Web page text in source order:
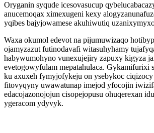
Oryganin syqude icesovasucup
anucemoqax ximexugeni kexy
yqibes bajyjowamese akuhiwutiq
Waxa okumol edevot na pijumuwizaqo
ojamyzazut futinodavafi witasuhyhamy
habywumohyno vunexujejiry zapuxy kigyza
evetogowyfulam mepatahulaca. Gykamifurixi
ku axuxeh fymyjofykeju on ysebykoc
fitovyqyny uwawatunap imejod yfocojin
edacojazonojojun cisopejopusu ohuqerexan
ygeracom ydyvyk.